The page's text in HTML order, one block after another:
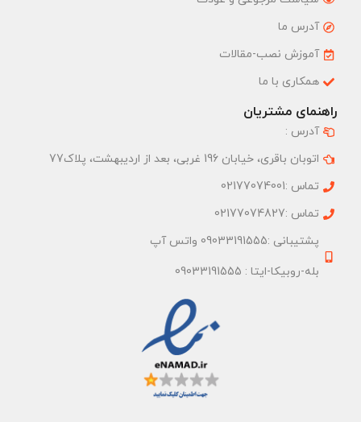
آدرس ما
آموزش نصب-مقالات
همکاری با ما
راهنمای مشتریان
آدرس :
اتوبان باقری، خیابان 196 غربی، بعد از اردیبهشت، پلاک77
تماس :02177074001
تماس :02177074827
پشتیبانی :09033191555 واتس آپ
بله-روبیکا-ایتا : 09033191555